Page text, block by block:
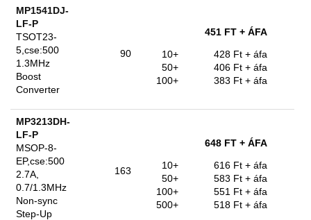
MP1541DJ-
LF-P
TSOT23-
5,cse:500
1.3MHz
Boost
Converter
90
451 FT + ÁFA
10+
428 Ft + áfa
50+
406 Ft + áfa
100+
383 Ft + áfa
MP3213DH-
LF-P
MSOP-8-
EP,cse:500
2.7A,
0.7/1.3MHz
Non-sync
Step-Up
163
648 FT + ÁFA
10+
616 Ft + áfa
50+
583 Ft + áfa
100+
551 Ft + áfa
500+
518 Ft + áfa